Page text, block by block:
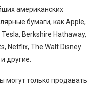
американских
бумаги, как Apple,
Berkshire Hathaway,
Netflix, The Walt Disney
другие.
могут только продавать